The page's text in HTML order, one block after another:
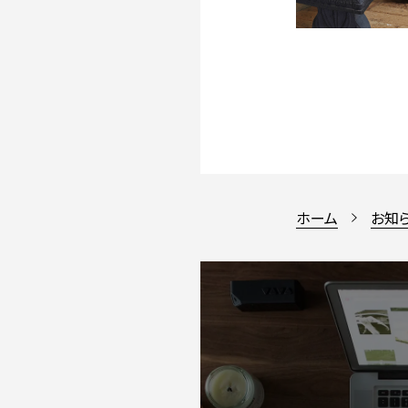
ホーム お知